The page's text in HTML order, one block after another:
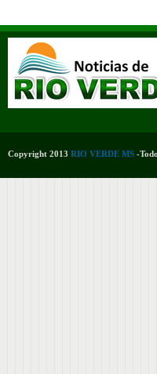
Copyright 2013 RIO VERDE MS -